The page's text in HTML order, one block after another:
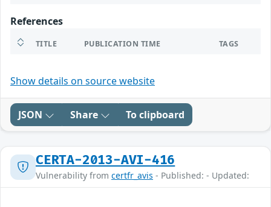
References
TITLE PUBLICATION TIME TAGS
Show details on source website
JSON Share To clipboard
CERTA-2013-AVI-416
Vulnerability from certfr_avis - Published: - Updated: